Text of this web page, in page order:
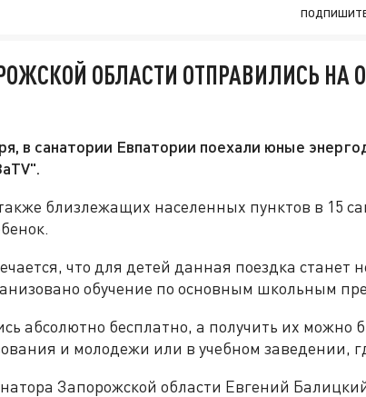
ОБЛАСТИ ОТПРАВИЛИСЬ НА
в санатории Евпатории поехали юные
близлежащих населенных пунктов в 15
что для детей данная поездка станет
обучение по основным школьным
абсолютно бесплатно, а получить их можно
и молодежи или в учебном заведении,
Запорожской области Евгений